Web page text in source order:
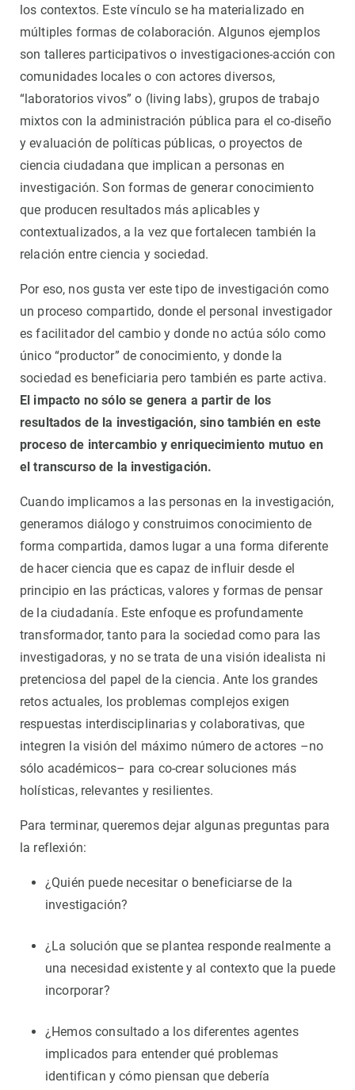
los contextos. Este vínculo se ha materializado en
múltiples formas de colaboración. Algunos ejemplos
son talleres participativos o investigaciones-acción con
comunidades locales o con actores diversos,
“laboratorios vivos” o (living labs), grupos de trabajo
mixtos con la administración pública para el co-diseño
y evaluación de políticas públicas, o proyectos de
ciencia ciudadana que implican a personas en
investigación. Son formas de generar conocimiento
que producen resultados más aplicables y
contextualizados, a la vez que fortalecen también la
relación entre ciencia y sociedad.
Por eso, nos gusta ver este tipo de investigación como
un proceso compartido, donde el personal investigador
es facilitador del cambio y donde no actúa sólo como
único “productor” de conocimiento, y donde la
sociedad es beneficiaria pero también es parte activa.
El impacto no sólo se genera a partir de los
resultados de la investigación, sino también en este
proceso de intercambio y enriquecimiento mutuo en
el transcurso de la investigación.
Cuando implicamos a las personas en la investigación,
generamos diálogo y construimos conocimiento de
forma compartida, damos lugar a una forma diferente
de hacer ciencia que es capaz de influir desde el
principio en las prácticas, valores y formas de pensar
de la ciudadanía. Este enfoque es profundamente
transformador, tanto para la sociedad como para las
investigadoras, y no se trata de una visión idealista ni
pretenciosa del papel de la ciencia. Ante los grandes
retos actuales, los problemas complejos exigen
respuestas interdisciplinarias y colaborativas, que
integren la visión del máximo número de actores –no
sólo académicos– para co-crear soluciones más
holísticas, relevantes y resilientes.
Para terminar, queremos dejar algunas preguntas para
la reflexión:
¿Quién puede necesitar o beneficiarse de la
investigación?
¿La solución que se plantea responde realmente a
una necesidad existente y al contexto que la puede
incorporar?
¿Hemos consultado a los diferentes agentes
implicados para entender qué problemas
identifican y cómo piensan que debería